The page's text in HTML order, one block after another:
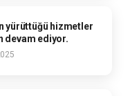
yürüttüğü hizmetler
devam ediyor.